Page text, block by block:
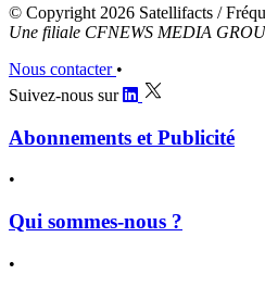
© Copyright 2026 Satellifacts /
Une filiale CFNEWS MEDIA
Nous contacter •
Suivez-nous sur
Abonnements et Publicité
•
Qui sommes-nous ?
•